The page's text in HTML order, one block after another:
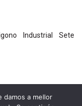
Industrial Sete
damos a mellor